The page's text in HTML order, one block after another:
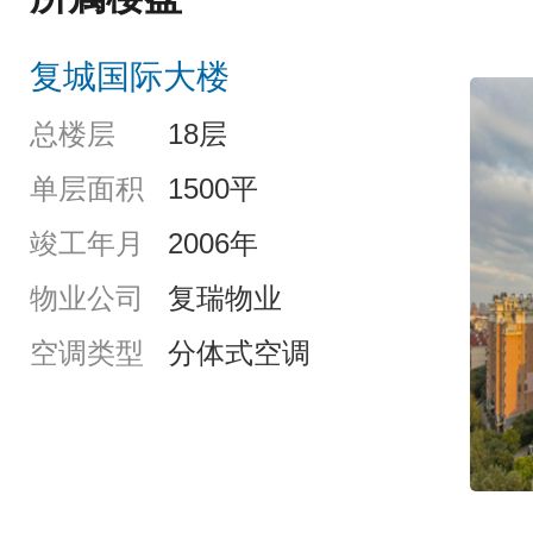
复城国际大楼
总楼层
18层
单层面积
1500平
竣工年月
2006年
物业公司
复瑞物业
空调类型
分体式空调